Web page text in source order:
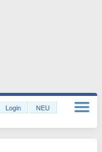
Login NEU